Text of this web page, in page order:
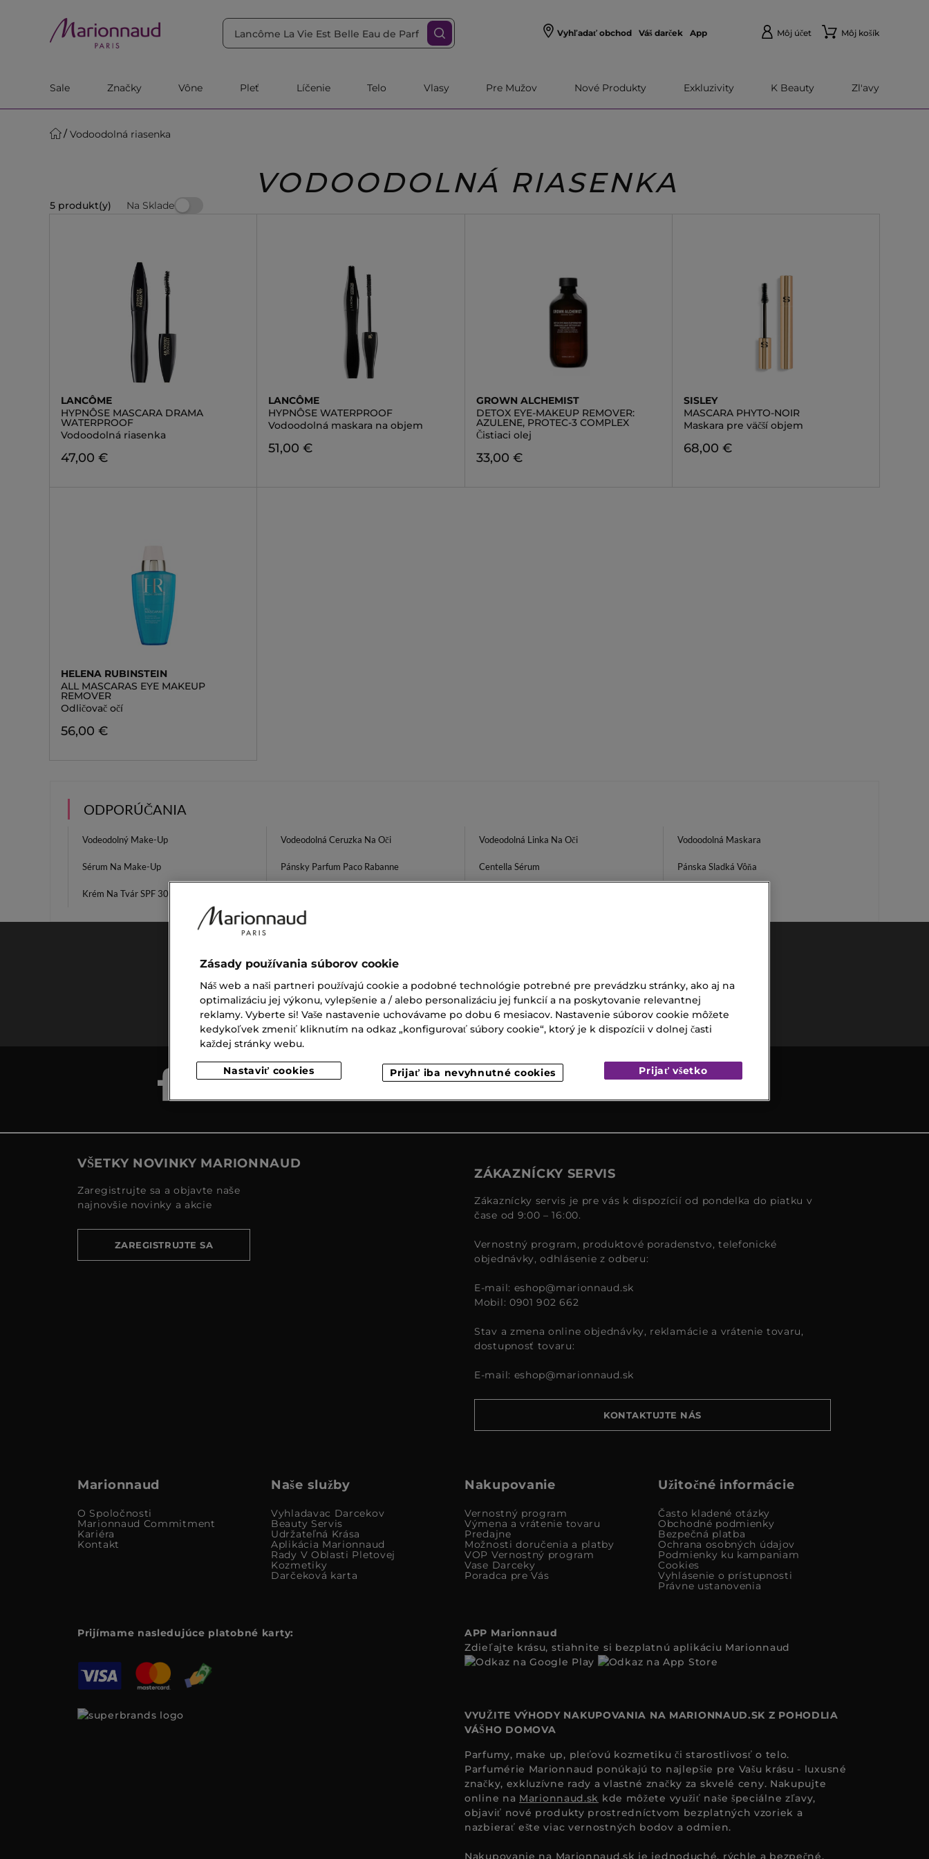
Vyhľadať obchod Váš darček App Môj účet Môj košík
Sale Značky Vône Pleť Líčenie Telo Vlasy Pre Mužov Nové Produkty Exkluzivity K Beauty Zl'avy
Vodoodolná riasenka
VODOODOLNÁ RIASENKA
5 produkt(y) Na Sklade
LANCÔME
HYPNÔSE MASCARA DRAMA
WATERPROOF
Vodoodolná riasenka
47,00 €
LANCÔME
HYPNÔSE WATERPROOF
Vodoodolná maskara na objem
51,00 €
GROWN ALCHEMIST
DETOX EYE-MAKEUP REMOVER:
AZULENE, PROTEC-3 COMPLEX
Čistiaci olej
33,00 €
SISLEY
MASCARA PHYTO-NOIR
Maskara pre väčší objem
68,00 €
HELENA RUBINSTEIN
ALL MASCARAS EYE MAKEUP
REMOVER
Odličovač očí
56,00 €
ODPORÚČANIA
Vodeodolný Make-Up Vodeodolná Ceruzka Na Oči Vodeodolná Linka Na Oči Vodoodolná Maskara
Sérum Na Make-Up Pánsky Parfum Paco Rabanne Centella Sérum Pánska Sladká Vôňa
Krém Na Tvár SPF 30
Doprava
zadarmo
nad €39,-
Expresný
osobný
odber
Darčeky k
nákupu
Bezpečná
VŠETKY NOVINKY MARIONNAUD
Zaregistrujte sa a objavte naše
najnovšie novinky a akcie
ZAREGISTRUJTE SA
ZÁKAZNÍCKY SERVIS
Zákaznícky servis je pre vás k dispozícií od pondelka do piatku v
čase od 9:00 – 16:00.
Vernostný program, produktové poradenstvo, telefonické
objednávky, odhlásenie z odberu:
E-mail: eshop@marionnaud.sk
Mobil: 0901 902 662
Stav a zmena online objednávky, reklamácie a vrátenie tovaru,
dostupnosť tovaru:
E-mail: eshop@marionnaud.sk
KONTAKTUJTE NÁS
Marionnaud
O Spoločnosti
Marionnaud Commitment
Kariéra
Kontakt
Naše služby
Vyhladavac Darcekov
Beauty Servis
Udržateľná Krása
Aplikácia Marionnaud
Rady V Oblasti Pletovej
Kozmetiky
Darčeková karta
Nakupovanie
Vernostný program
Výmena a vrátenie tovaru
Predajne
Možnosti doručenia a platby
VOP Vernostný program
Vase Darceky
Poradca pre Vás
Užitočné informácie
Často kladené otázky
Obchodné podmienky
Bezpečná platba
Ochrana osobných údajov
Podmienky ku kampaniam
Cookies
Vyhlásenie o prístupnosti
Právne ustanovenia
Prijímame nasledujúce platobné karty:
APP Marionnaud
Zdieľajte krásu, stiahnite si bezplatnú aplikáciu Marionnaud
VYUŽITE VÝHODY NAKUPOVANIA NA MARIONNAUD.SK Z POHODLIA
VÁŠHO DOMOVA
Parfumy, make up, pleťovú kozmetiku či starostlivosť o telo.
Parfumérie Marionnaud ponúkajú to najlepšie pre Vašu krásu - luxusné
značky, exkluzívne rady a vlastné značky za skvelé ceny. Nakupujte
online na Marionnaud.sk kde môžete využiť naše špeciálne zľavy,
objaviť nové produkty prostredníctvom bezplatných vzoriek a
nazbierať ešte viac vernostných bodov a odmien.
Nakupovanie na Marionnaud.sk je jednoduché, rýchle a bezpečné.
Zásady používania súborov cookie
Náš web a naši partneri používajú cookie a podobné technológie potrebné pre prevádzku stránky, ako aj na
optimalizáciu jej výkonu, vylepšenie a / alebo personalizáciu jej funkcií a na poskytovanie relevantnej
reklamy. Vyberte si! Vaše nastavenie uchovávame po dobu 6 mesiacov. Nastavenie súborov cookie môžete
kedykoľvek zmeniť kliknutím na odkaz „konfigurovať súbory cookie“, ktorý je k dispozícii v dolnej časti
každej stránky webu.
Nastaviť cookies Prijať iba nevyhnutné cookies Prijať všetko